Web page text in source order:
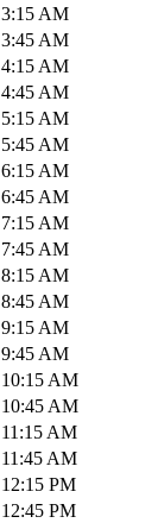
3:15 AM
3:45 AM
4:15 AM
4:45 AM
5:15 AM
5:45 AM
6:15 AM
6:45 AM
7:15 AM
7:45 AM
8:15 AM
8:45 AM
9:15 AM
9:45 AM
10:15 AM
10:45 AM
11:15 AM
11:45 AM
12:15 PM
12:45 PM